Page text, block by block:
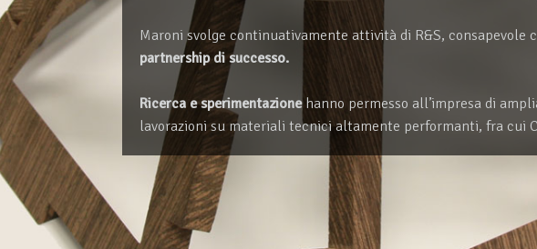
Maroni svolge continuativamente attività di R&S, consapevole
partnership di successo.
Ricerca e sperimentazionehanno permesso all’impresa di
lavorazioni su materiali tecnici altamente performanti, fra cui